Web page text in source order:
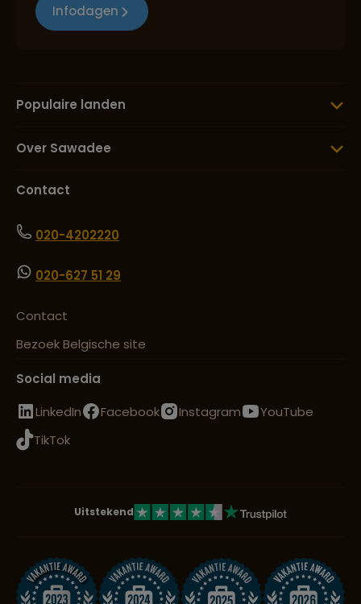
Infodagen
Populaire landen
Over Sawadee
Contact
020-4202220
020-627 51 29
Contact
Bezoek Belgische site
Social media
LinkedIn
Facebook Instagram
YouTube
TikTok
Uitstekend